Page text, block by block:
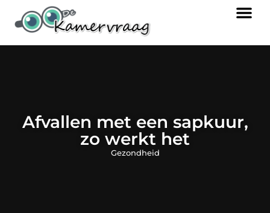
Afvallen met een sapkuur,
zo werkt het
Gezondheid